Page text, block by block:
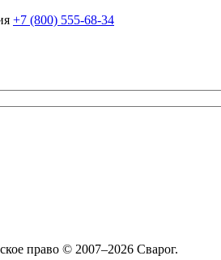
+7 (800) 555-68-34
право © 2007–2026 Сварог.